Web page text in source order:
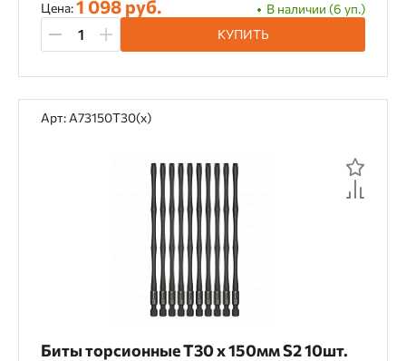
Цена:1 098 руб.
В наличии (6 уп.)
КУПИТЬ
Арт: A73150T30(х)
Биты торсионные T30 х 150мм S2 10шт.